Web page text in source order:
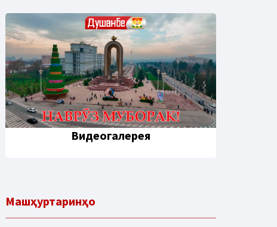
Видеогалерея
Машҳуртаринҳо